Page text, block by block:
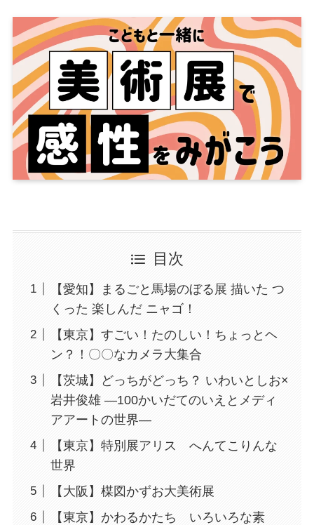
目次
【愛知】まるごと馬場のぼる展 描いた つ
くった 楽しんだ ニャゴ！
【東京】すごい！たのしい！ちょっとヘ
ン？！〇〇なカメラ大集合
【茨城】どっちがどっち？ いわいとしお×
岩井俊雄 ―100かいだてのいえとメディ
アアートの世界―
【東京】特別展アリス へんてこりんな
世界
【大阪】楳図かずお大美術展
【東京】かわるかたち いろいろな素